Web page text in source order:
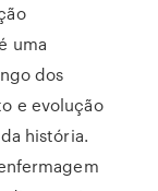
uma
dos
e evolução
história.